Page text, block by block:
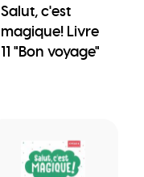
Salut, c'est
magique! Livre
11 "Bon voyage"